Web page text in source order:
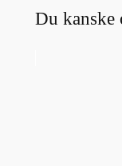
Du kanske